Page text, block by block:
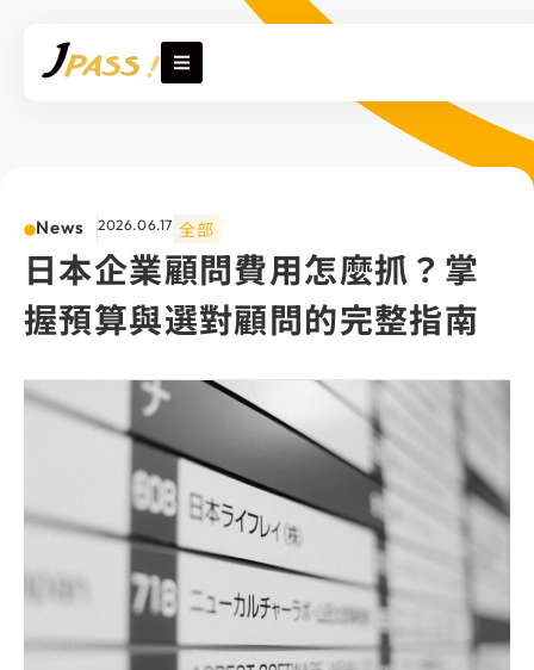
News 2026.06.17 全部
日本企業顧問費用怎麼抓？掌
握預算與選對顧問的完整指南